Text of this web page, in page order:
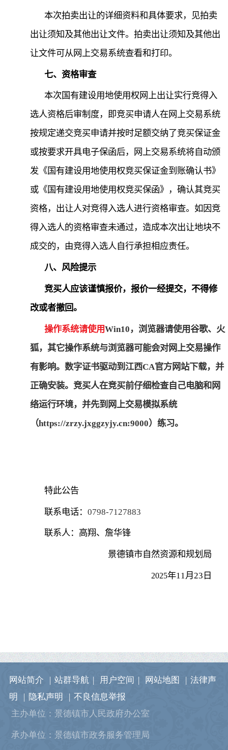
本次拍卖出让的详细资料和具体要求，见拍卖
出让须知及其他出让文件。拍卖出让须知及其他出
让文件可从网上交易系统查看和打印。
七、资格审查
本次国有建设用地使用权网上出让实行竞得入
选人资格后审制度，即竞买申请人在网上交易系统
按规定递交竞买申请并按时足额交纳了竞买保证金
或按要求开具电子保函后，网上交易系统将自动颁
发《国有建设用地使用权竞买保证金到账确认书》
或《国有建设用地使用权竞买保函》，确认其竞买
资格，出让人对竞得入选人进行资格审查。如因竞
得入选人的资格审查未通过，造成本次出让地块不
成交的，由竞得入选人自行承担相应责任。
八、风险提示
竞买人应该谨慎报价，报价一经提交，不得修
改或者撤回。
操作系统请使用Win10 ，浏览器请使用谷歌、火
狐，其它操作系统与浏览器可能会对网上交易操作
有影响。数字证书驱动到江西CA官方网站下载，并
正确安装。竞买人在竞买前仔细检查自己电脑和网
络运行环境，并先到网上交易模拟系统
（https://zrzy.jxggzyjy.cn:9000）练习。
特此公告
联系电话：0798-7127883
联系人：高翔、詹华锋
景德镇市自然资源和规划局
2025年11月23 日
网站简介 | 站群导航 | 用户空间 | 网站地图 | 法律声
明
| 隐私声明 | 不良信息举报
主办单位：景德镇市人民政府办公室
承办单位：景德镇市政务服务管理局